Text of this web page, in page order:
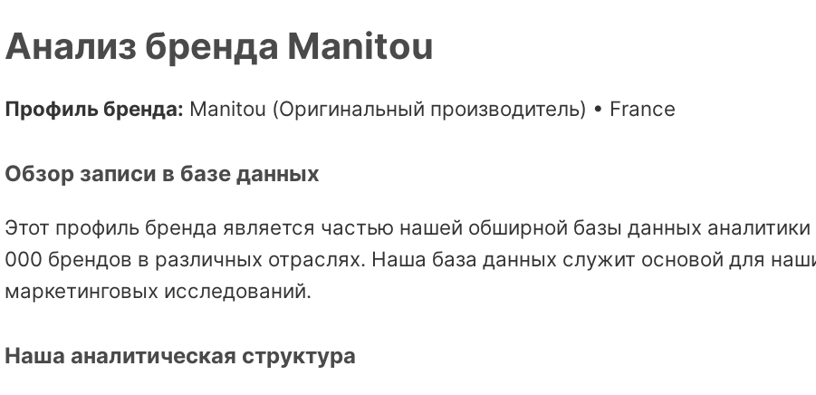
Анализ бренда Manitou
Профиль бренда: Manitou (Оригинальный производитель) • France
Обзор записи в базе данных
Этот профиль бренда является частью нашей обширной базы данных
000 брендов в различных отраслях. Наша база данных служит основой для
маркетинговых исследований.
Наша аналитическая структура